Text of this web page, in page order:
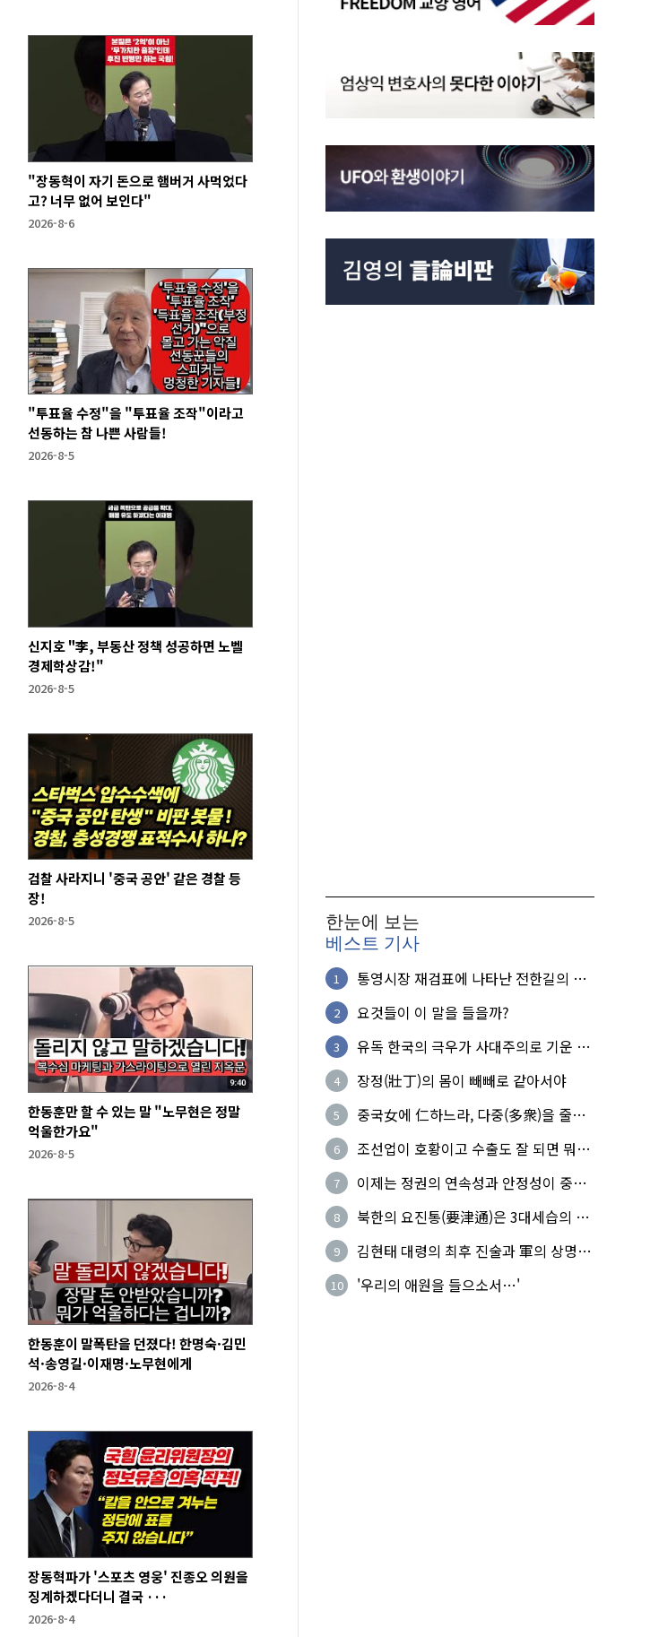
"장동혁이 자기 돈으로 햄버거 사먹었다
고? 너무 없어 보인다"
2026-8-6
"투표율 수정"을 "투표율 조작"이라고
선동하는 참 나쁜 사람들!
2026-8-5
신지호 "李, 부동산 정책 성공하면 노벨
경제학상감!"
2026-8-5
검찰 사라지니 '중국 공안' 같은 경찰 등
장!
2026-8-5
한동훈만 할 수 있는 말 "노무현은 정말
억울한가요"
2026-8-5
한동훈이 말폭탄을 던졌다! 한명숙·김민
석·송영길·이재명·노무현에게
2026-8-4
장동혁파가 '스포츠 영웅' 진종오 의원을
징계하겠다더니 결국 ···
2026-8-4
한눈에 보는
베스트 기사
1
통영시장 재검표에 나타난 전한길의 무
2 요것들이 이 말을 들을까?
3
유독 한국의 극우가 사대주의로 기운 이
4 장정(壯丁)의 몸이 빼빼로 같아서야
5
중국女에 仁하느라, 다중(多衆)을 줄세
6
조선업이 호황이고 수출도 잘 되면 뭐하
7
이제는 정권의 연속성과 안정성이 중요
8
북한의 요진통(要津通)은 3대세습의 사
9
김현태 대령의 최후 진술과 軍의 상명하
10 '우리의 애원을 들으소서…'